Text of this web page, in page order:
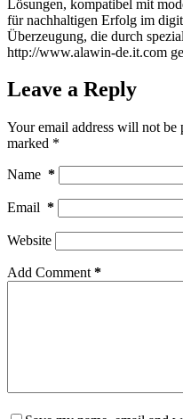
Lösungen, kompatibel mit
für nachhaltigen Erfolg im
Überzeugung, die durch
http://www.alawin-de.it.com
Leave a Reply
Your email address will not be
marked *
Name *
Email *
Website
Add Comment *